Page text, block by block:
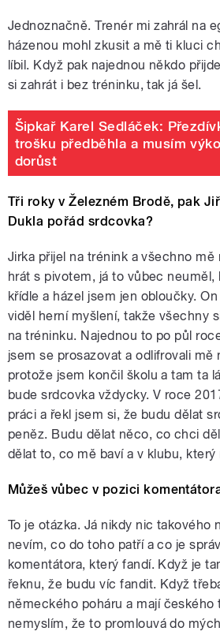
Jednoznačně. Trenér mi zahrál na
házenou mohl zkusit a mě ti kluci
líbil. Když pak najednou někdo
si zahrát i bez tréninku, tak já šel.
Šipkař Karel Sedláček:
trošku předběhla a musím
dorůst
Tři roky v Železném Brodě, pak
Dukla pořád srdcovka?
Jirka přijel na trénink a všechno mě
hrát s pivotem, já to vůbec neuměl,
křídle a házel jsem jen obloučky.
viděl herní myšlení, takže všechny
na tréninku. Najednou to po půl
jsem se prosazovat a odlifrovali mě
protože jsem končil školu a tam ta
bude srdcovka vždycky. V roce
práci a řekl jsem si, že budu dělat
peněz. Budu dělat něco, co chci
dělat to, co mě baví a v klubu,
Můžeš vůbec v pozici
To je otázka. Já nikdy nic takového
nevím, co do toho patří a co je
komentátora, který fandí. Když je
řeknu, že budu víc fandit. Když
německého poháru a mají českého
nemyslím, že to promlouvá do